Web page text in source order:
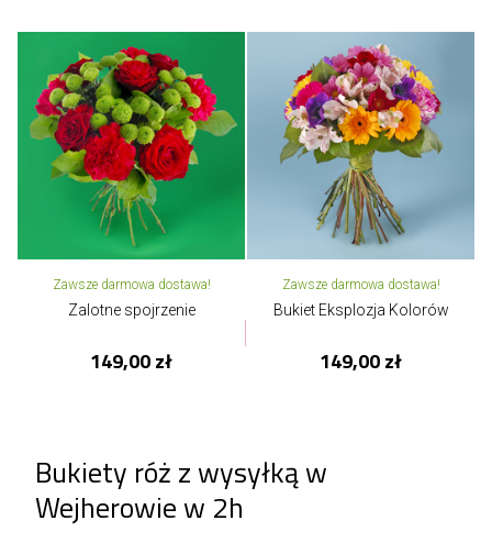
Zawsze darmowa dostawa!
Zalotne spojrzenie
149,00 zł
Zawsze darmowa dostawa!
Bukiet Eksplozja Kolorów
149,00 zł
Bukiety róż z wysyłką w
Wejherowie w 2h